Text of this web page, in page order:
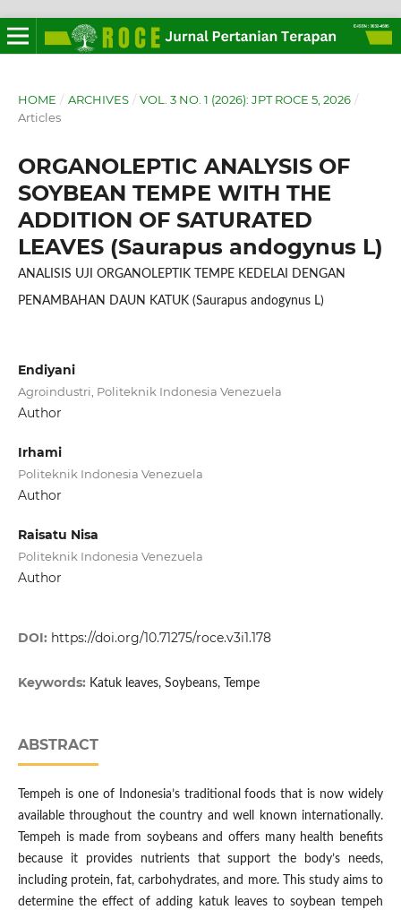
HOME / ARCHIVES / VOL. 3 NO. 1 (2026): JPT ROCE 5, 2026 /
Articles
ORGANOLEPTIC ANALYSIS OF
SOYBEAN TEMPE WITH THE
ADDITION OF SATURATED
LEAVES (Saurapus andogynus L)
ANALISIS UJI ORGANOLEPTIK TEMPE KEDELAI DENGAN
PENAMBAHAN DAUN KATUK (Saurapus andogynus L)
Endiyani
Agroindustri, Politeknik Indonesia Venezuela
Author
Irhami
Politeknik Indonesia Venezuela
Author
Raisatu Nisa
Politeknik Indonesia Venezuela
Author
DOI: https://doi.org/10.71275/roce.v3i1.178
Keywords: Katuk leaves, Soybeans, Tempe
ABSTRACT
Tempeh is one of Indonesia’s traditional foods that is now widely
available throughout the country and well known internationally.
Tempeh is made from soybeans and offers many health benefits
because it provides nutrients that support the body’s needs,
including protein, fat, carbohydrates, and more. This study aims to
determine the effect of adding katuk leaves to soybean tempeh